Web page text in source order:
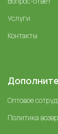
Услуги
Контакты
Оптовое
Политика